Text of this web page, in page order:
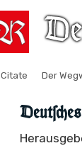
Citate Der